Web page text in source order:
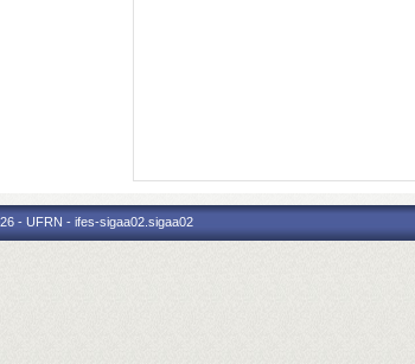
- UFRN - ifes-sigaa02.sigaa02